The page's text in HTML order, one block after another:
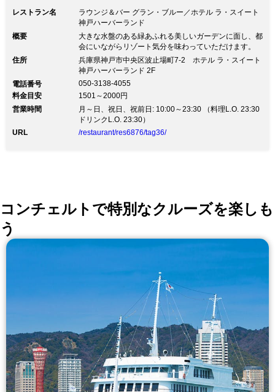
レストラン名
ラウンジ＆バー グラン・ブルー／ホテル ラ・スイート
神戸ハーバーランド
概要
大きな水盤のある緑あふれる美しいガーデンに面し、都
会にいながらリゾート気分を味わっていただけます。
住所
兵庫県神戸市中央区波止場町7-2 ホテル ラ・スイート
神戸ハーバーランド 2F
電話番号
050-3138-4055
料金目安
1501～2000円
営業時間
月～日、祝日、祝前日: 10:00～23:30 （料理L.O. 23:30
ドリンクL.O. 23:30）
URL
/restaurant/res6876/tag36/
コンチェルトで特別なクルーズを楽しも
う